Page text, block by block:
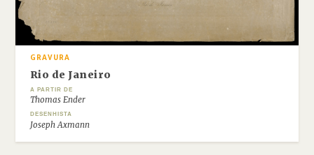
GRAVURA
Rio de Janeiro
A PARTIR DE
Thomas Ender
DESENHISTA
Joseph Axmann